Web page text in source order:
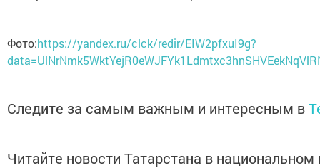
Фото:https://yandex.ru/clck/redir/EIW2pfxuI9g?
Следите за самым важным и интересным в
Читайте новости Татарстана в